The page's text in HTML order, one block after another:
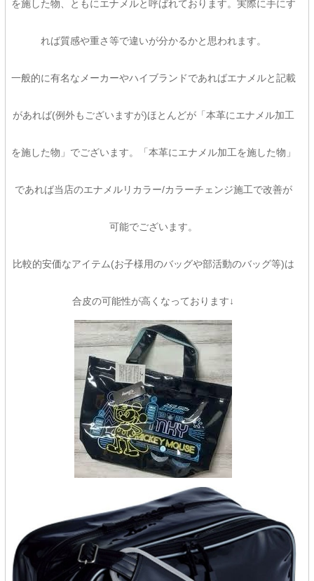
を施した物、ともにエナメルと呼ばれております。実際に手にす
れば質感や重さ等で違いが分かるかと思われます。
一般的に有名なメーカーやハイブランドであればエナメルと記載
があれば(例外もございますが)ほとんどが「本革にエナメル加工
を施した物」でございます。「本革にエナメル加工を施した物」
であれば当店のエナメルリカラー/カラーチェンジ施工で改善が
可能でございます。
比較的安価なアイテム(お子様用のバッグや部活動のバッグ等)は
合皮の可能性が高くなっております↓